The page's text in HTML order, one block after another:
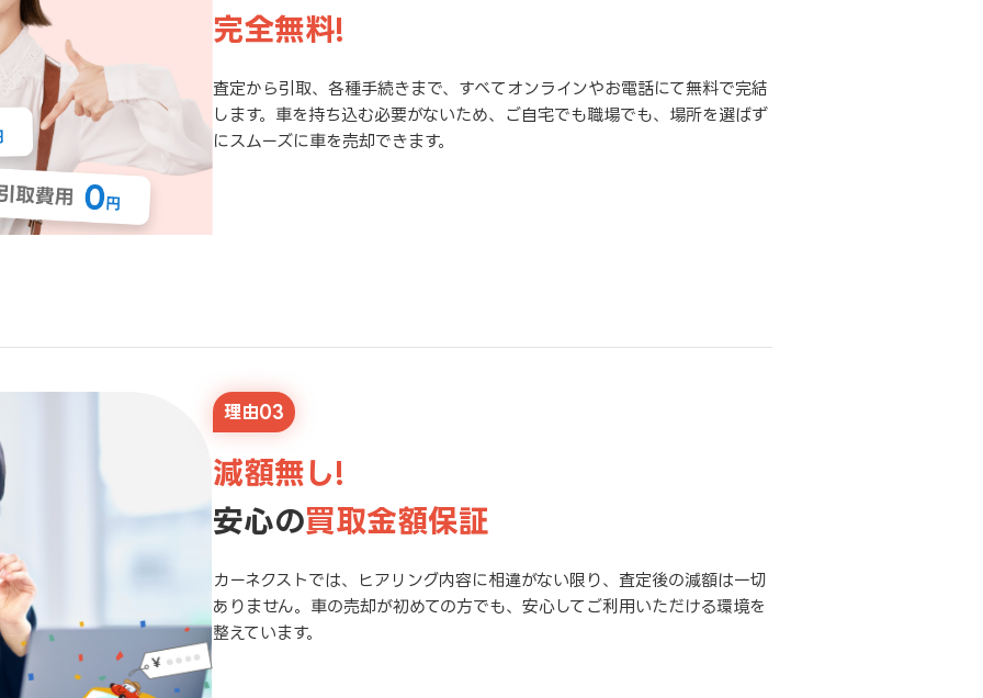
完全無料!
査定から引取、各種手続きまで、すべてオンラインやお電話にて無料で完結
します。車を持ち込む必要がないため、ご自宅でも職場でも、場所を選ばず
にスムーズに車を売却できます。
理由03
減額無し!
安心の買取金額保証
カーネクストでは、ヒアリング内容に相違がない限り、査定後の減額は一切
ありません。車の売却が初めての方でも、安心してご利用いただける環境を
整えています。